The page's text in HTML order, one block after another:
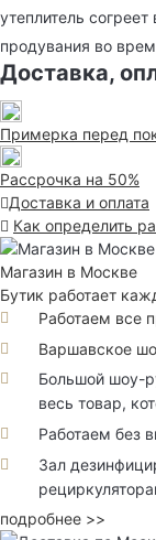
утеплитель
продувания во
Доставка,
Примерка перед
Рассрочка на 50%
Доставка и оплата
Как определить
Магазин в Москве
Бутик работает
Работаем все
Варшавское
Большой шоу-
весь товар,
Работаем без
Зал
подробнее >>